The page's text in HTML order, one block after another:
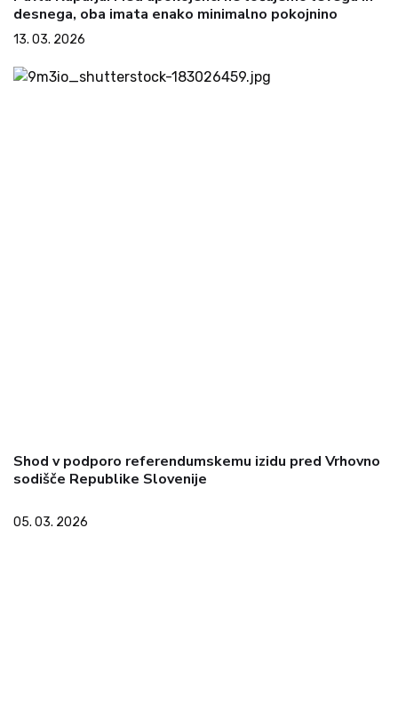
desnega, oba imata enako minimalno pokojnino
13. 03. 2026
Shod v podporo referendumskemu izidu pred Vrhovno
sodišče Republike Slovenije
05. 03. 2026